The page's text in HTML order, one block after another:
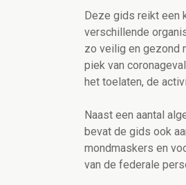
Deze gids reikt een
verschillende
zo veilig en gezond
piek van
het toelaten, de
Naast een aantal
bevat de gids ook
mondmaskers en
van de federale